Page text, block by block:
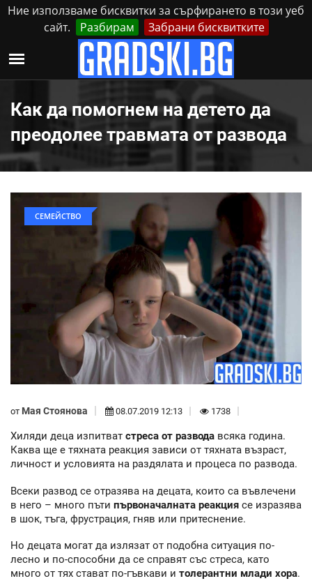
Ние използваме бисквитки за сърфирането в този уеб
сайт.
Разбирам Забрани бисквитките
Петък, 7 Август, 2026 Реклама Контакти
Как да помогнем на детето да
преодолее травмата от развода
СЕМЕЙСТВО
от Мая Стоянова 08.07.2019 12:13 1738
Хиляди деца изпитват стреса от развода всяка година.
Каква ще е тяхната реакция зависи от тяхната възраст,
личност и условията на раздялата и процеса по развода.
Всеки развод се отразява на децата, които са въвлечени
в него – много пъти първоначалната реакция се изразява
в шок, тъга, фрустрация, гняв или притеснение.
Но децата могат да излязат от подобна ситуация по-
лесно и по-способни да се справят със стреса, като
много от тях стават по-гъвкави и толерантни млади хора.